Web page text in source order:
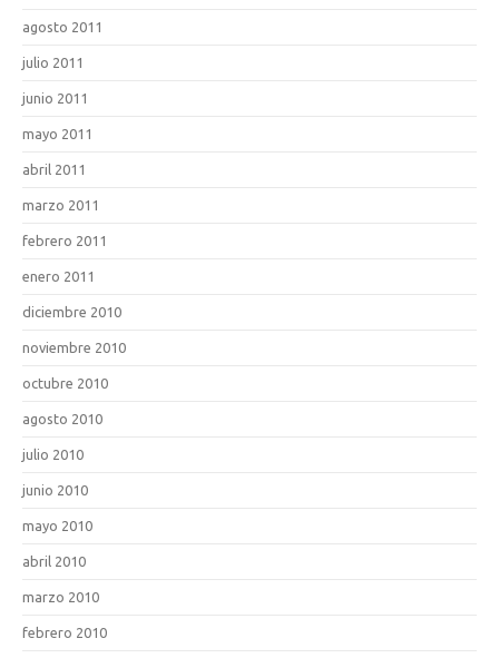
agosto 2011
julio 2011
junio 2011
mayo 2011
abril 2011
marzo 2011
febrero 2011
enero 2011
diciembre 2010
noviembre 2010
octubre 2010
agosto 2010
julio 2010
junio 2010
mayo 2010
abril 2010
marzo 2010
febrero 2010